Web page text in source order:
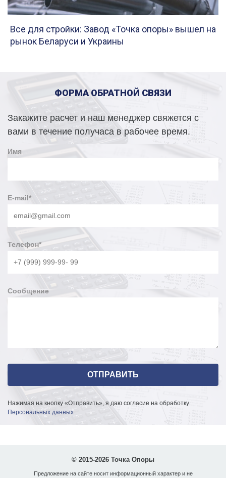
Все для стройки: Завод «Точка опоры» вышел на
рынок Беларуси и Украины
ФОРМА ОБРАТНОЙ СВЯЗИ
Закажите расчет и наш менеджер свяжется с
вами в течение получаса в рабочее время.
Имя
E-mail*
Телефон*
Сообщение
Нажимая на кнопку «Отправить», я даю согласие на обработку
Персональных данных
© 2015-2026 Точка Опоры
Предложение на сайте носит информационный характер и не